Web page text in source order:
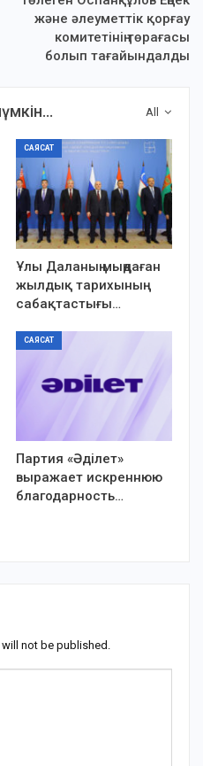
және әлеуметтік қорғау
комитетінің төрағасы
болып тағайындалды
All
САЯСАТ
Ұлы Даланың мыңдаған
жылдық тарихының
сабақтастығы…
САЯСАТ
Партия «Әділет»
выражает искреннюю
благодарность…
not be published.